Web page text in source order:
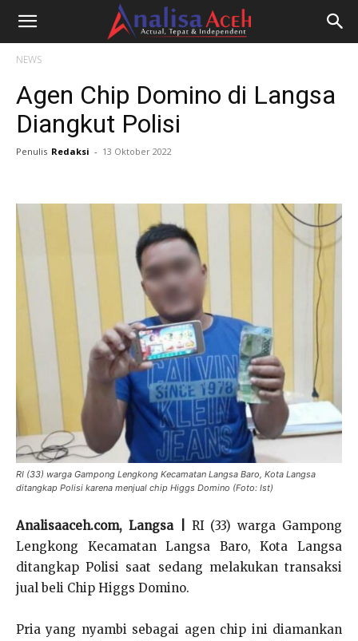
NEWS
Agen Chip Domino di Langsa
Diangkut Polisi
Penulis Redaksi - 13 Oktober 2022
RI (33) warga Gampong Lengkong Kecamatan Langsa Baro, Kota Langsa
ditangkap Polisi karena menjual chip Higgs Domino (Foto: Ist)
Analisaaceh.com, Langsa |
RI (33) warga Gampong
Lengkong Kecamatan Langsa Baro, Kota Langsa
ditangkap Polisi saat sedang melakukan transaksi
jual beli Chip Higgs Domino.
Pria yang nyambi sebagai agen chip ini diamankan